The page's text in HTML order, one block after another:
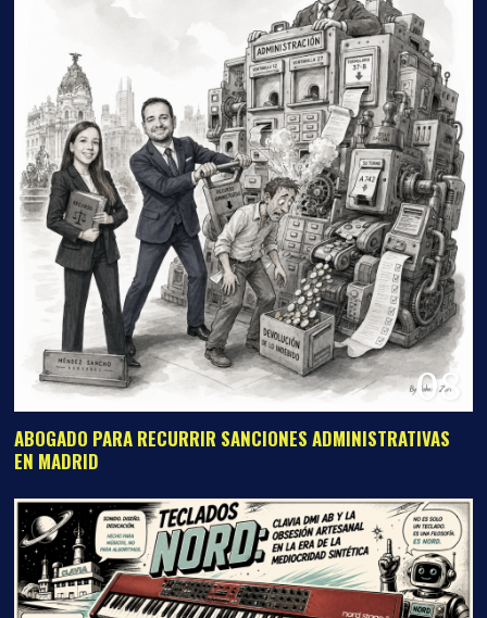
08
ABOGADO PARA RECURRIR SANCIONES ADMINISTRATIVAS
EN MADRID